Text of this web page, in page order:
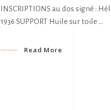
INSCRIPTIONS au dos signé :
1936 SUPPORT Huile sur toile
Read More